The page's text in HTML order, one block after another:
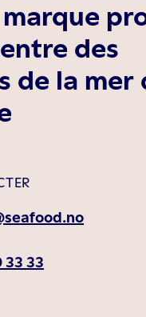
des
de la mer
33 33